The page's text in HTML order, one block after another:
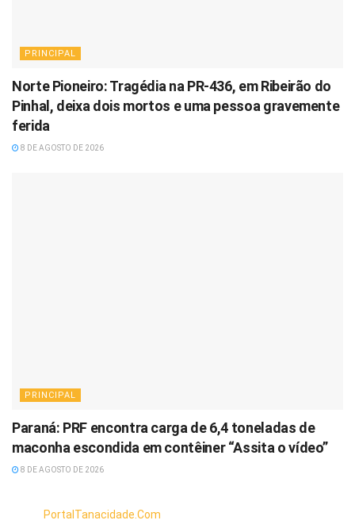
PRINCIPAL
Norte Pioneiro: Tragédia na PR-436, em Ribeirão do
Pinhal, deixa dois mortos e uma pessoa gravemente
ferida
8 DE AGOSTO DE 2026
PRINCIPAL
Paraná: PRF encontra carga de 6,4 toneladas de
maconha escondida em contêiner “Assita o vídeo”
8 DE AGOSTO DE 2026
PortalTanacidade.Com